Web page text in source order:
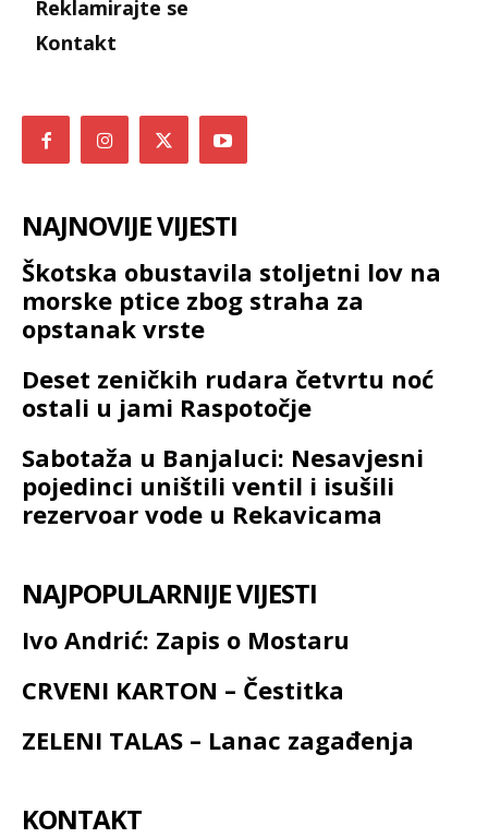
Reklamirajte se
Kontakt
NAJNOVIJE VIJESTI
Škotska obustavila stoljetni lov na
morske ptice zbog straha za
opstanak vrste
Deset zeničkih rudara četvrtu noć
ostali u jami Raspotočje
Sabotaža u Banjaluci: Nesavjesni
pojedinci uništili ventil i isušili
rezervoar vode u Rekavicama
NAJPOPULARNIJE VIJESTI
Ivo Andrić: Zapis o Mostaru
CRVENI KARTON – Čestitka
ZELENI TALAS – Lanac zagađenja
KONTAKT